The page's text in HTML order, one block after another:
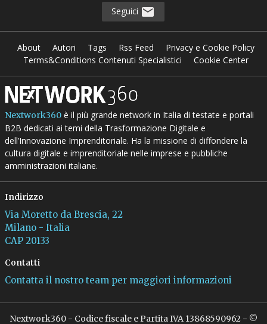
Seguici
About Autori Tags Rss Feed
Privacy e Cookie Policy
Terms&Conditions Contenuti Specialistici
Cookie Center
Nextwork360è il più grande network in Italia di testate e portali
B2B dedicati ai temi della Trasformazione Digitale e
dell’Innovazione Imprenditoriale. Ha la missione di diffondere la
cultura digitale e imprenditoriale nelle imprese e pubbliche
amministrazioni italiane.
Indirizzo
Via Moretto da Brescia, 22
Milano - Italia
CAP 20133
Contatti
Contatta il nostro team per maggiori informazioni
Nextwork360 - Codice fiscale e Partita IVA 13868590962 - ©